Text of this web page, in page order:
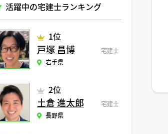
活躍中の宅建士ランキング
1位
戸塚 昌博
宅建士
岩手県
2位
土倉 進太郎
宅建士
長野県